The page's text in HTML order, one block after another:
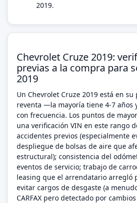
2019.
Chevrolet Cruze 2019:
previas a la compra para
2019
Un Chevrolet Cruze 2019 está en
reventa —la mayoría tiene 4-7 años
con frecuencia. Los puntos de
una verificación VIN en este rango
accidentes previos (especialmente
despliegue de bolsas de aire que
estructural); consistencia del
eventos de servicio; trabajo de
leasing que el arrendatario arregló
evitar cargos de desgaste (a
CARFAX pero detectado por